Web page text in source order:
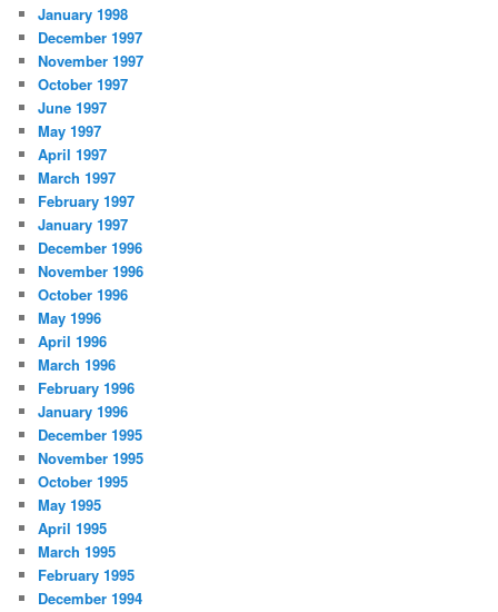
January 1998
December 1997
November 1997
October 1997
June 1997
May 1997
April 1997
March 1997
February 1997
January 1997
December 1996
November 1996
October 1996
May 1996
April 1996
March 1996
February 1996
January 1996
December 1995
November 1995
October 1995
May 1995
April 1995
March 1995
February 1995
December 1994